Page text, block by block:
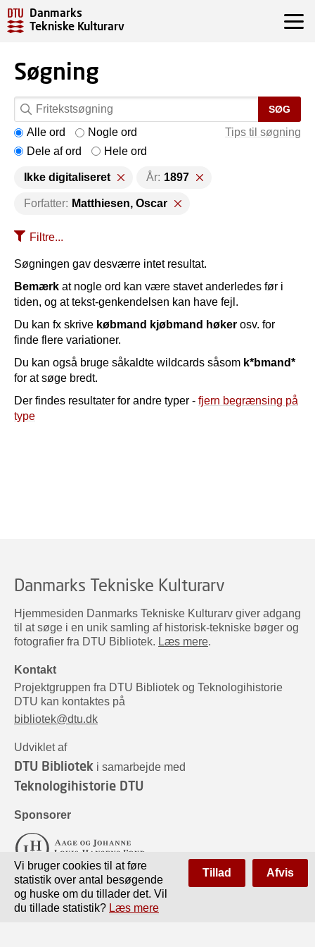
Danmarks
Tekniske Kulturarv
Søgning
SØG
Tips til søgning
Alle ord
Nogle ord
Dele af ord
Hele ord
Ikke digitaliseret År: 1897
Forfatter: Matthiesen, Oscar
Filtre...
Søgningen gav desværre intet resultat.
Bemærk at nogle ord kan være stavet anderledes før i
tiden, og at tekst-genkendelsen kan have fejl.
Du kan fx skrive købmand kjøbmand høker osv. for
finde flere variationer.
Du kan også bruge såkaldte wildcards såsom k*bmand*
for at søge bredt.
Der findes resultater for andre typer - fjern begrænsing på
type
Danmarks Tekniske Kulturarv
Hjemmesiden Danmarks Tekniske Kulturarv giver adgang
til at søge i en unik samling af historisk-tekniske bøger og
fotografier fra DTU Bibliotek. Læs mere.
Kontakt
Projektgruppen fra DTU Bibliotek og Teknologihistorie
DTU kan kontaktes på
bibliotek@dtu.dk
Udviklet af
DTU Bibliotek i samarbejde med
Teknologihistorie DTU
Sponsorer
Vi bruger cookies til at føre
statistik over antal besøgende
og huske om du tillader det. Vil
du tillade statistik? Læs mere
Tillad Afvis